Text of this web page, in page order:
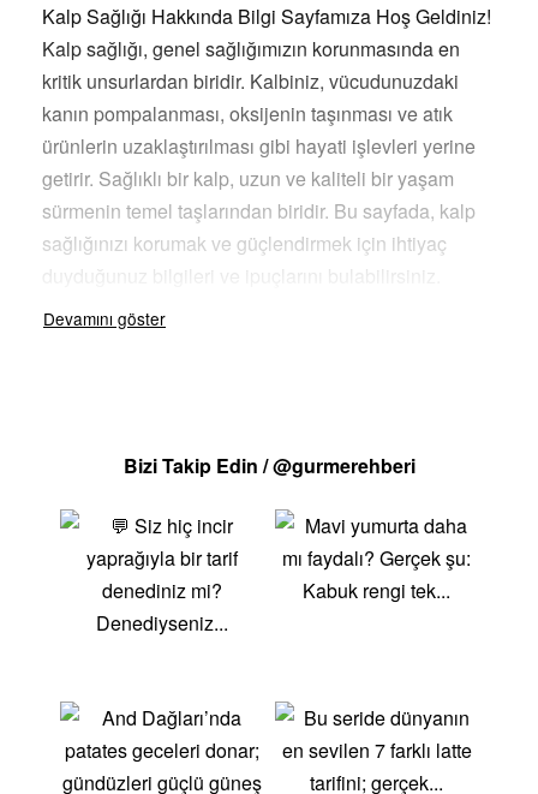
Kalp Sağlığı Hakkında Bilgi Sayfamıza Hoş Geldiniz!
Kalp sağlığı, genel sağlığımızın korunmasında en
kritik unsurlardan biridir. Kalbiniz, vücudunuzdaki
kanın pompalanması, oksijenin taşınması ve atık
ürünlerin uzaklaştırılması gibi hayati işlevleri yerine
getirir. Sağlıklı bir kalp, uzun ve kaliteli bir yaşam
sürmenin temel taşlarından biridir. Bu sayfada, kalp
sağlığınızı korumak ve güçlendirmek için ihtiyaç
duyduğunuz bilgileri ve ipuçlarını bulabilirsiniz.
Kalp sağlığını korumak, düzenli egzersiz, dengeli
hastalıklarına yol açabilir. Bu riskleri azaltmak için,
az yağlı proteinler açısından zengin bir diyet
benimsemek büyük önem taşır. Omega-3 yağ asitleri,
lifli gıdalar ve antioksidanlar, kalp sağlığını
destekleyen başlıca besin öğelerindendir.
önemli faktördür. Haftada en az 150 dakika orta
yoğunlukta aerobik egzersiz yapmak, kalbinizi
güçlendirebilir ve kardiyovasküler hastalık riskini
Bizi Takip Edin / @gurmerehberi